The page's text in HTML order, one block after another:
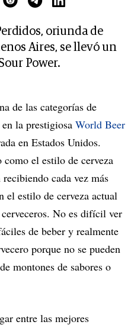
oriunda de
Aires, se llevó un
Power.
de las categorías de
la prestigiosa World Beer
en Estados Unidos.
como el estilo de cerveza
recibiendo cada vez más
el estilo de cerveza actual
No es difícil ver
de beber y realmente
porque no se pueden
montones de sabores o
entre las mejores